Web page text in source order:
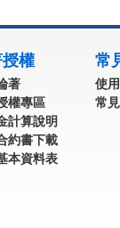
權
著
權專區
計算說明
約書下載
本資料表
常
使
常